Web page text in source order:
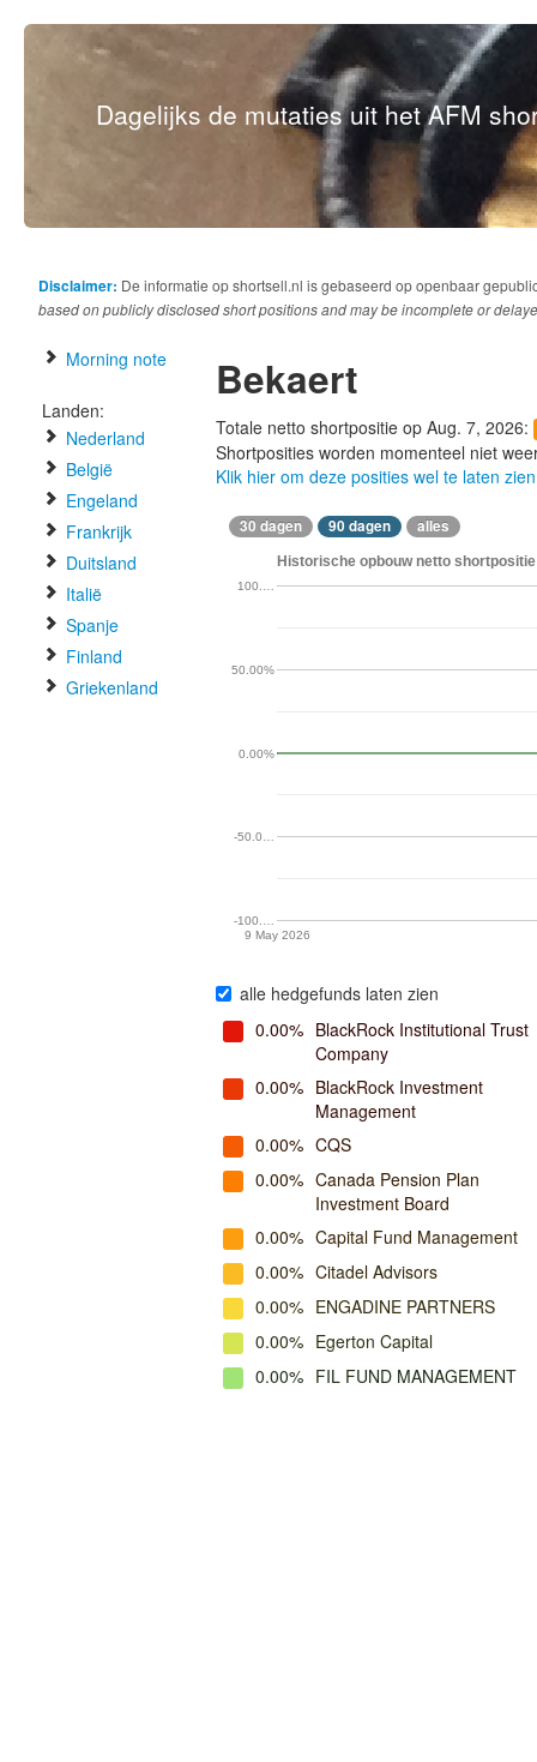
Dagelijks de mutaties uit het AFM
Disclaimer: De informatie op shortsell.nl is gebaseerd op openbaar
based on publicly disclosed short positions and may be incomplete or
Morning note
Landen:
Nederland
België
Engeland
Frankrijk
Duitsland
Italië
Spanje
Finland
Griekenland
Bekaert
Totale netto shortpositie op Aug. 7, 2026:
Shortposities worden momenteel niet
Klik hier om deze posities wel te laten zien
30 dagen 90 dagen alles
Historische opbouw netto
9 May 2026
-100.…
-50.0…
0.00%
50.00%
100.…
alle hedgefunds laten zien
0.00% BlackRock Institutional Trust
Company
0.00% BlackRock Investment
Management
0.00% CQS
0.00% Canada Pension Plan
Investment Board
0.00% Capital Fund Management
0.00% Citadel Advisors
0.00% ENGADINE PARTNERS
0.00% Egerton Capital
0.00% FIL FUND MANAGEMENT